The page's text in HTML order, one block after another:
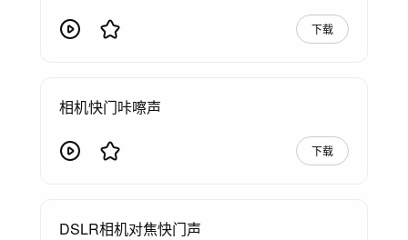
下载
相机快门咔嚓声
下载
DSLR相机对焦快门声